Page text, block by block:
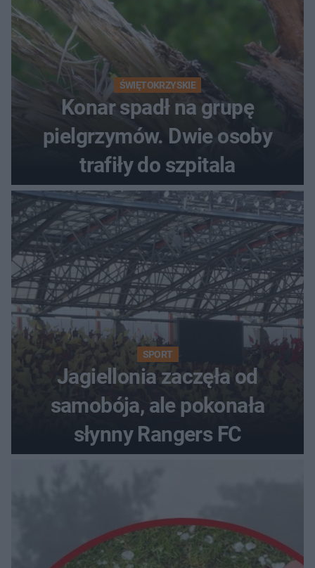
ŚWIĘTOKRZYSKIE
Konar spadł na grupę
pielgrzymów. Dwie osoby
trafiły do szpitala
SPORT
Jagiellonia zaczęła od
samobója, ale pokonała
słynny Rangers FC